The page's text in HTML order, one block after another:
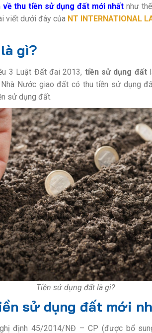
về thu tiền sử dụng đất mới nhất như
viết dưới đây của NT INTERNATIONAL
gì?
3 Luật Đất đai 2013, tiền sử dụng đất
Nước giao đất có thu tiền sử dụng
sử dụng đất.
Tiền sử dụng đất là gì?
sử dụng đất mới
định 45/2014/NĐ – CP (được bổ